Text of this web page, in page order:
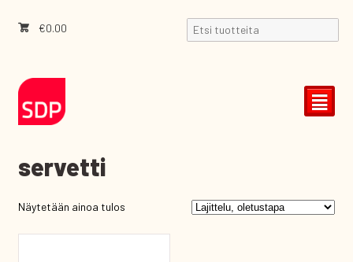
€0.00
²
servetti
Näytetään ainoa tulos